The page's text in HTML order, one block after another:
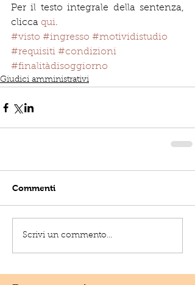
Per il testo integrale della sentenza,
clicca qui.
#visto #ingresso #motividistudio
#requisiti #condizioni
#finalitàdisoggiorno
Giudici amministrativi
Commenti
Scrivi un commento...